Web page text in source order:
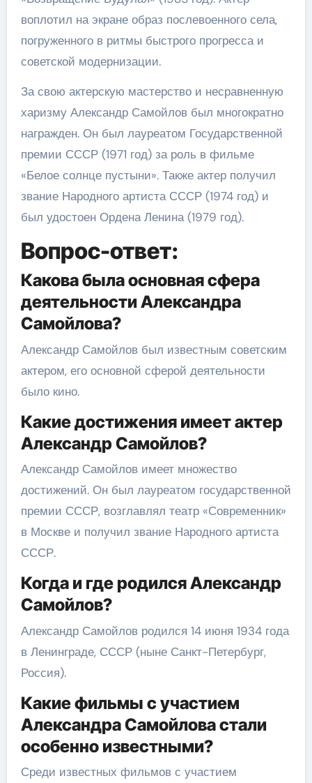
воплотил на экране образ послевоенного села,
погруженного в ритмы быстрого прогресса и
советской модернизации.
За свою актерскую мастерство и несравненную
харизму Александр Самойлов был многократно
награжден. Он был лауреатом Государственной
премии СССР (1971 год) за роль в фильме
«Белое солнце пустыни». Также актер получил
звание Народного артиста СССР (1974 год) и
был удостоен Ордена Ленина (1979 год).
Вопрос-ответ:
Какова была основная сфера
деятельности Александра
Самойлова?
Александр Самойлов был известным советским
актером, его основной сферой деятельности
было кино.
Какие достижения имеет актер
Александр Самойлов?
Александр Самойлов имеет множество
достижений. Он был лауреатом государственной
премии СССР, возглавлял театр «Современник»
в Москве и получил звание Народного артиста
СССР.
Когда и где родился Александр
Самойлов?
Александр Самойлов родился 14 июня 1934 года
в Ленинграде, СССР (ныне Санкт-Петербург,
Россия).
Какие фильмы с участием
Александра Самойлова стали
особенно известными?
Среди известных фильмов с участием